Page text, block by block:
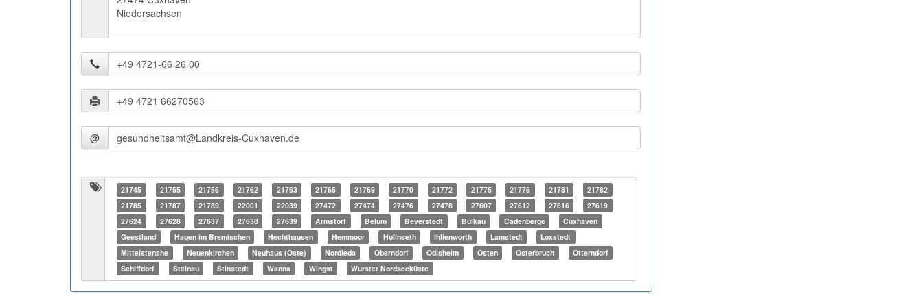
Niedersachsen
@
21745 21755 21756 21762 21763 21765 21769 21770 21772 21775 21776 21781
21782
21785
21787 21789 22001 22039 27472 27474 27476 27478 27607 27612 27616
27619
27624
27628 27637 27638 27639 Armstorf Belum Beverstedt Bülkau Cadenberge
Cuxhaven
Geestland
Hagen im Bremischen Hechthausen Hemmoor Hollnseth Ihlienworth Lamstedt
Loxstedt
Mittelstenahe
Neuenkirchen Neuhaus (Oste) Nordleda Oberndorf Odisheim Osten Osterbruch
Otterndorf
Schiffdorf
Steinau Stinstedt Wanna Wingst Wurster Nordseeküste